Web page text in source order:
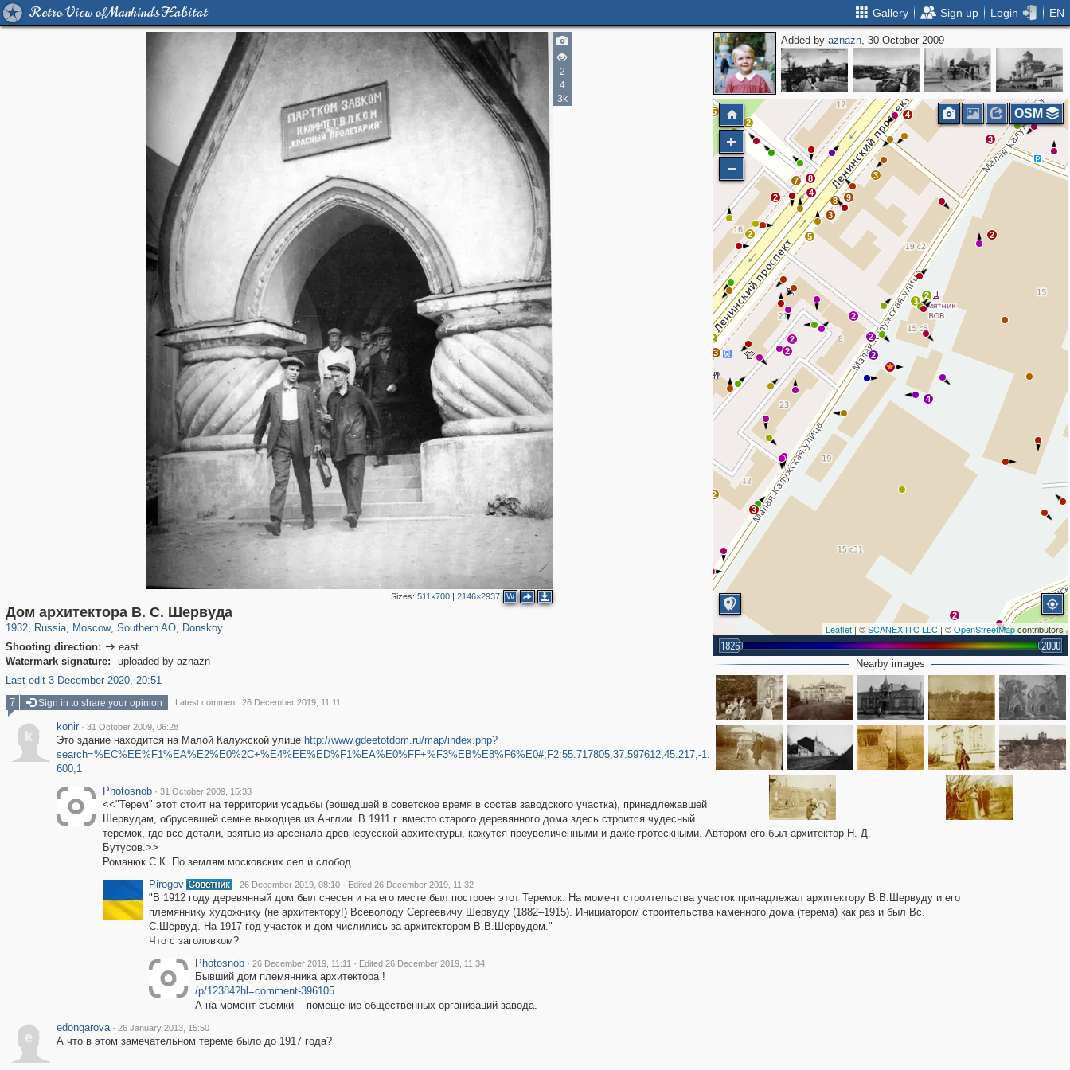
Retro View of Mankind's Habitat Gallery Sign up Login EN
2
4
3k
Sizes:511×700 |2146×2937 W
Дом архитектора В. С. Шервуда
1932, Russia
1,406,631 29,243
, Moscow
319,845 8,286
, Southern AO
21,648 390
, Donskoy
2,831 59
Shooting direction:  east
Watermark signature:
uploaded by aznazn
Last edit 3 December 2020, 20:51
Added byaznazn, 30 October 2009
2
2
2
5
5
2
2
4
2
3
2
3
2
2
3
4
4
8
7
2
5
3
8 9
2
2
3
2
2
2
2
2
4
2
3
2
2
Leaflet | ©SCANEX ITC LLC | ©OpenStreetMapcontributors
1826 2000
OSM
Nearby images
7 Sign in to share your opinion Latest comment: 26 December 2019, 11:11
k
konir · 31 October 2009, 06:28
Это здание находится на Малой Калужской улице http://www.gdeetotdom.ru/map/index.php?
search=%EC%EE%F1%EA%E2%E0%2C+%E4%EE%ED%F1%EA%E0%FF+%F3%EB%E8%F6%E0#;F2:55.717805,37.597612,45.217,-1.
600,1
Photosnob · 31 October 2009, 15:33
<<"Терем" этот стоит на территории усадьбы (вошедшей в советское время в состав заводского участка), принадлежавшей
Шервудам, обрусевшей семье выходцев из Англии. В 1911 г. вместо старого деревянного дома здесь строится чудесный
теремок, где все детали, взятые из арсенала древнерусской архитектуры, кажутся преувеличенными и даже гротескными. Автором его был архитектор Н. Д.
Бутусов.>>
Романюк С.К. По землям московских сел и слобод
Pirogov
· 26 December 2019, 08:10 · Edited 26 December 2019, 11:32
"В 1912 году деревянный дом был снесен и на его месте был построен этот Теремок. На момент строительства участок принадлежал архитектору В.В.Шервуду и его
племяннику художнику (не архитектору!) Всеволоду Сергеевичу Шервуду (1882–1915). Инициатором строительства каменного дома (терема) как раз и был Вс.
С.Шервуд. На 1917 год участок и дом числились за архитектором В.В.Шервудом."
Что с заголовком?
Photosnob · 26 December 2019, 11:11 · Edited 26 December 2019, 11:34
Бывший дом племянника архитектора !
/p/12384?hl=comment-396105
А на момент съёмки -- помещение общественных организаций завода.
e
edongarova · 26 January 2013, 15:50
А что в этом замечательном тереме было до 1917 года?